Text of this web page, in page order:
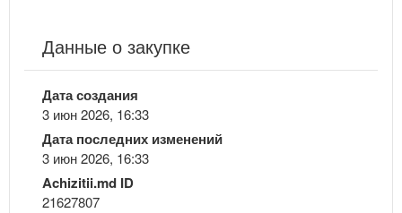
Данные о закупке
Дата создания
3 июн 2026, 16:33
Дата последних изменений
3 июн 2026, 16:33
Achizitii.md ID
21627807